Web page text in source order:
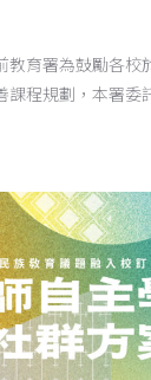
教育署為鼓勵各校
課程規劃，本署委